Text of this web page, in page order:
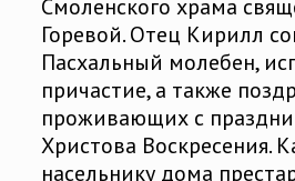
Смоленского храма
Горевой. Отец Кирилл
Пасхальный молебен,
причастие, а также
проживающих с
Христова Воскресения.
насельнику дома